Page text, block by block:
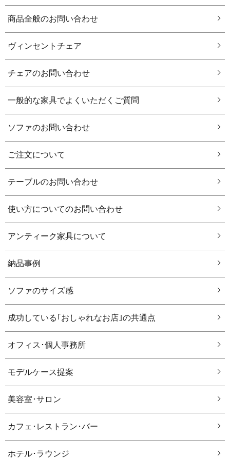
商品全般のお問い合わせ
ヴィンセントチェア
チェアのお問い合わせ
一般的な家具でよくいただくご質問
ソファのお問い合わせ
ご注文について
テーブルのお問い合わせ
使い方についてのお問い合わせ
アンティーク家具について
納品事例
ソファのサイズ感
成功している｢おしゃれなお店｣の共通点
オフィス･個人事務所
モデルケース提案
美容室･サロン
カフェ･レストラン･バー
ホテル･ラウンジ